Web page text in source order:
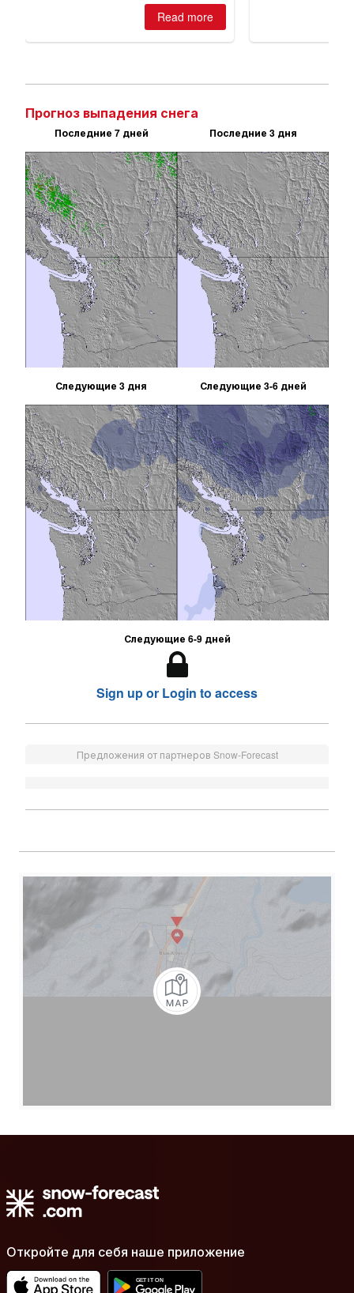
Прогноз выпадения снега
Последние 7 дней Последние 3 дня
Следующие 3 дня Следующие 3-6 дней
Следующие 6-9 дней
Sign up or Login to access
Предложения от партнеров Snow-Forecast
Откройте для себя наше приложение